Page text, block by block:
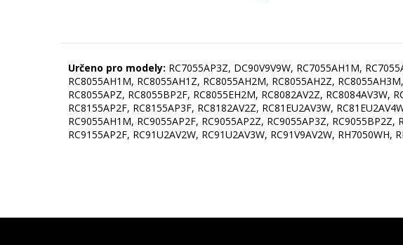
Určeno pro modely: RC7055AP3Z, DC90V9V9W, RC7055AH1M,
RC8055AH1M, RC8055AH1Z, RC8055AH2M, RC8055AH2Z,
RC8055APZ, RC8055BP2F, RC8055EH2M, RC8082AV2Z, RC8084AV3W,
RC8155AP2F, RC8155AP3F, RC8182AV2Z, RC81EU2AV3W,
RC9055AH1M, RC9055AP2F, RC9055AP2Z, RC9055AP3Z, RC9055BP2Z,
RC9155AP2F, RC91U2AV2W, RC91U2AV3W, RC91V9AV2W,